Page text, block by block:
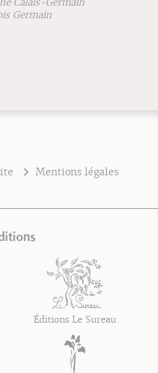
Mentions légales
Éditions Le Sureau